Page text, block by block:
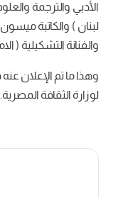
الأدبي والترجمة
لبنان ) والكاتبة
والفنانة التشكيلية (
وهذا ما تم الإعلان
لوزارة الثقافة المصرية.